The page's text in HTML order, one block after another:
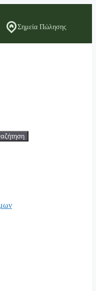
Σημεία Πώλησης